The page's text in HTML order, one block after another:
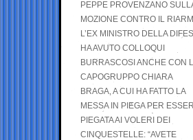
PEPPE PROVENZANO
MOZIONE CONTRO IL
L’EX MINISTRO DELLA
HA AVUTO COLLOQUI
BURRASCOSI ANCHE CON
CAPOGRUPPO CHIARA
BRAGA, A CUI HA FATTO LA
MESSA IN PIEGA PER
PIEGATA AI VOLERI DEI
CINQUESTELLE: “AVETE